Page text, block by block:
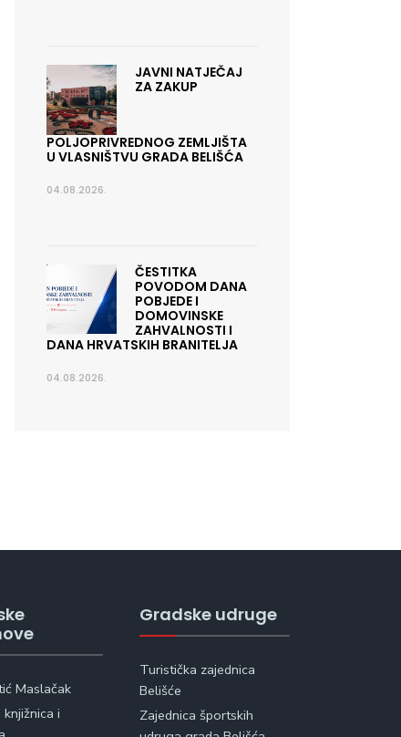
JAVNI NATJEČAJ
ZA ZAKUP
POLJOPRIVREDNOG ZEMLJIŠTA
U VLASNIŠTVU GRADA BELIŠĆA
04.08.2026.
ČESTITKA
POVODOM DANA
POBJEDE I
DOMOVINSKE
ZAHVALNOSTI I
DANA HRVATSKIH BRANITELJA
04.08.2026.
Maslačak
knjižnica i
Gradske udruge
Turistička zajednica
Belišće
Zajednica športskih